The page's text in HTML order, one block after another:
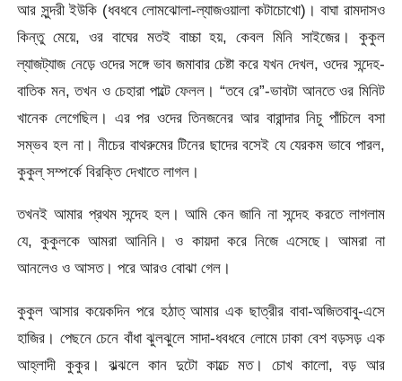
আর সুন্দরী ইউকি (ধবধবে লোমঝোলা-ল্যাজওয়ালা কটাচোখো)। বাঘা রামদাসও
কিন্তু মেয়ে, ওর বাঘের মতই বাচ্চা হয়, কেবল মিনি সাইজের। কুকুল
ল্যাজট্যাজ নেড়ে ওদের সঙ্গে ভাব জমাবার চেষ্টা করে যখন দেখল, ওদের সন্দেহ-
বাতিক মন, তখন ও চেহারা পাল্টে ফেলল। “তবে রে”-ভাবটা আনতে ওর মিনিট
খানেক লেগেছিল। এর পর ওদের তিনজনের আর বারান্দার নিচু পাঁচিলে বসা
সম্ভব হল না। নীচের বাথরুমের টিনের ছাদের বসেই যে যেরকম ভাবে পারল,
কুকুল্ সম্পর্কে বিরক্তি দেখাতে লাগল।
তখনই আমার প্রথম সন্দেহ হল। আমি কেন জানি না সন্দেহ করতে লাগলাম
যে, কুকুলকে আমরা আনিনি। ও কায়দা করে নিজে এসেছে। আমরা না
আনলেও ও আসত। পরে আরও বোঝা গেল।
কুকুল আসার কয়েকদিন পরে হঠাত্‌ আমার এক ছাত্রীর বাবা-অজিতবাবু-এসে
হাজির। পেছনে চেনে বাঁধা ঝুলঝুলে সাদা-ধবধবে লোমে ঢাকা বেশ বড়সড় এক
আহ্লাদী কুকুর। ঝল্ঝলে কান দুটো কাল্চে মত। চোখ কালো, বড় আর